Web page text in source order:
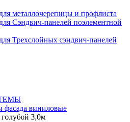
металлочерепицы и профлиста
Сэндвич-панелей поэлементной
Трехслойных сэндвич-панелей
фасада виниловые
3,0м